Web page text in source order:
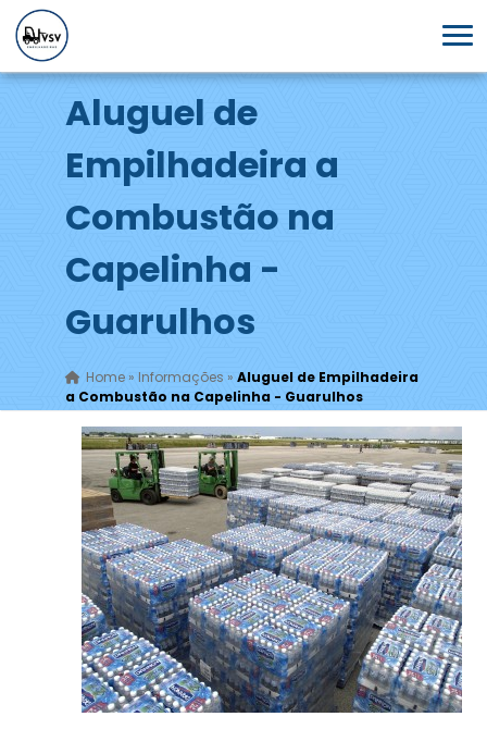
Aluguel de
Empilhadeira a
Combustão na
Capelinha -
Guarulhos
Home» Informações » Aluguel de Empilhadeira
a Combustão na Capelinha - Guarulhos